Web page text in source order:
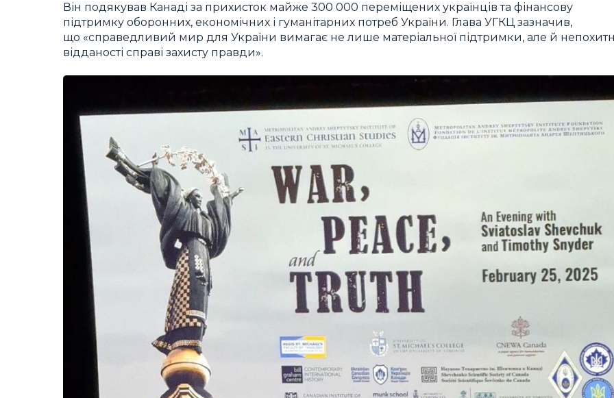
Він подякував Канаді за прихисток майже 300 000 переміщених українців та фінансову
підтримку оборонних, економічних і гуманітарних потреб України. Глава УГКЦ зазначив,
що «справедливий мир для України вимагає не лише матеріальної підтримки, але й
відданості справі захисту правди».